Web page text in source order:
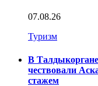
07.08.26
Туризм
В
чествовали
стажем